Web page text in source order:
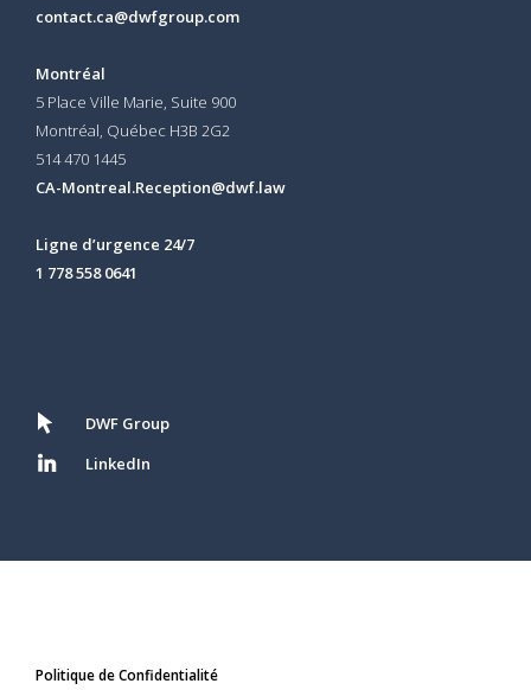
contact.ca@dwfgroup.com
Montréal
5 Place Ville Marie, Suite 900
Montréal, Québec H3B 2G2
514 470 1445
CA-Montreal.Reception@dwf.law
Ligne d’urgence 24/7
1 778 558 0641
DWF Group
LinkedIn
Politique de Confidentialité